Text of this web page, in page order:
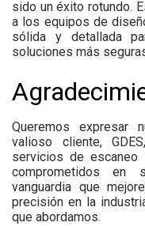
sido un éxito rotundo.
a los equipos de
sólida y detallada
soluciones más
Queremos expresar
valioso cliente,
servicios de escaneo
comprometidos en
vanguardia que
precisión en la
que abordamos.